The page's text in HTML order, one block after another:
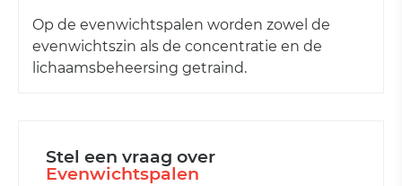
Op de evenwichtspalen worden zowel de
evenwichtszin als de concentratie en de
lichaamsbeheersing getraind.
Stel een vraag over
Evenwichtspalen